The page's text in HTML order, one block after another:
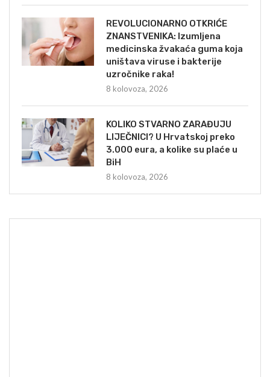
REVOLUCIONARNO OTKRIĆE
ZNANSTVENIKA: Izumljena
medicinska žvakaća guma koja
uništava viruse i bakterije
uzročnike raka!
8 kolovoza, 2026
KOLIKO STVARNO ZARAĐUJU
LIJEČNICI? U Hrvatskoj preko
3.000 eura, a kolike su plaće u
BiH
8 kolovoza, 2026